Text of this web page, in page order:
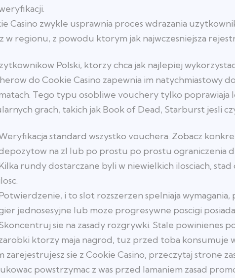
Casino zwykle usprawnia proces wdrazania
w regionu, z powodu ktorym jak najwczesniejsza
Polski, ktorzy chca jak najlepiej
do Cookie Casino zapewnia im natychmiastowy
Tego typu osobliwe vouchery tylko poprawiaja
grach, takich jak Book of Dead, Starburst jesli
standard wszystko vouchera. Zobacz
na zl lub po prostu po prostu ograniczenia
rundy dostarczane byli w niewielkich ilosciach,
i to slot rozszerzen spelniaja
jednosesyjne lub moze progresywne poscigi
sie na zasady rozgrywki. Stale powinienes
ktorzy maja nagrod, tuz przed toba konsumuje
zarejestrujesz sie z Cookie Casino, przeczytaj strone
powstrzymac z was przed lamaniem zasad